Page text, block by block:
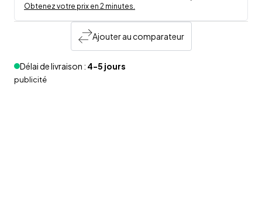
Obtenez votre prix en 2 minutes.
Ajouter au comparateur
Délai de livraison : 4-5 jours
publicité